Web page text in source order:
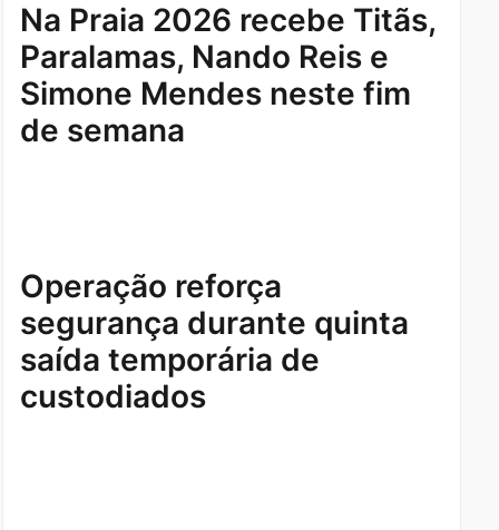
Na Praia 2026 recebe Titãs,
Paralamas, Nando Reis e
Simone Mendes neste fim
de semana
Operação reforça
segurança durante quinta
saída temporária de
custodiados